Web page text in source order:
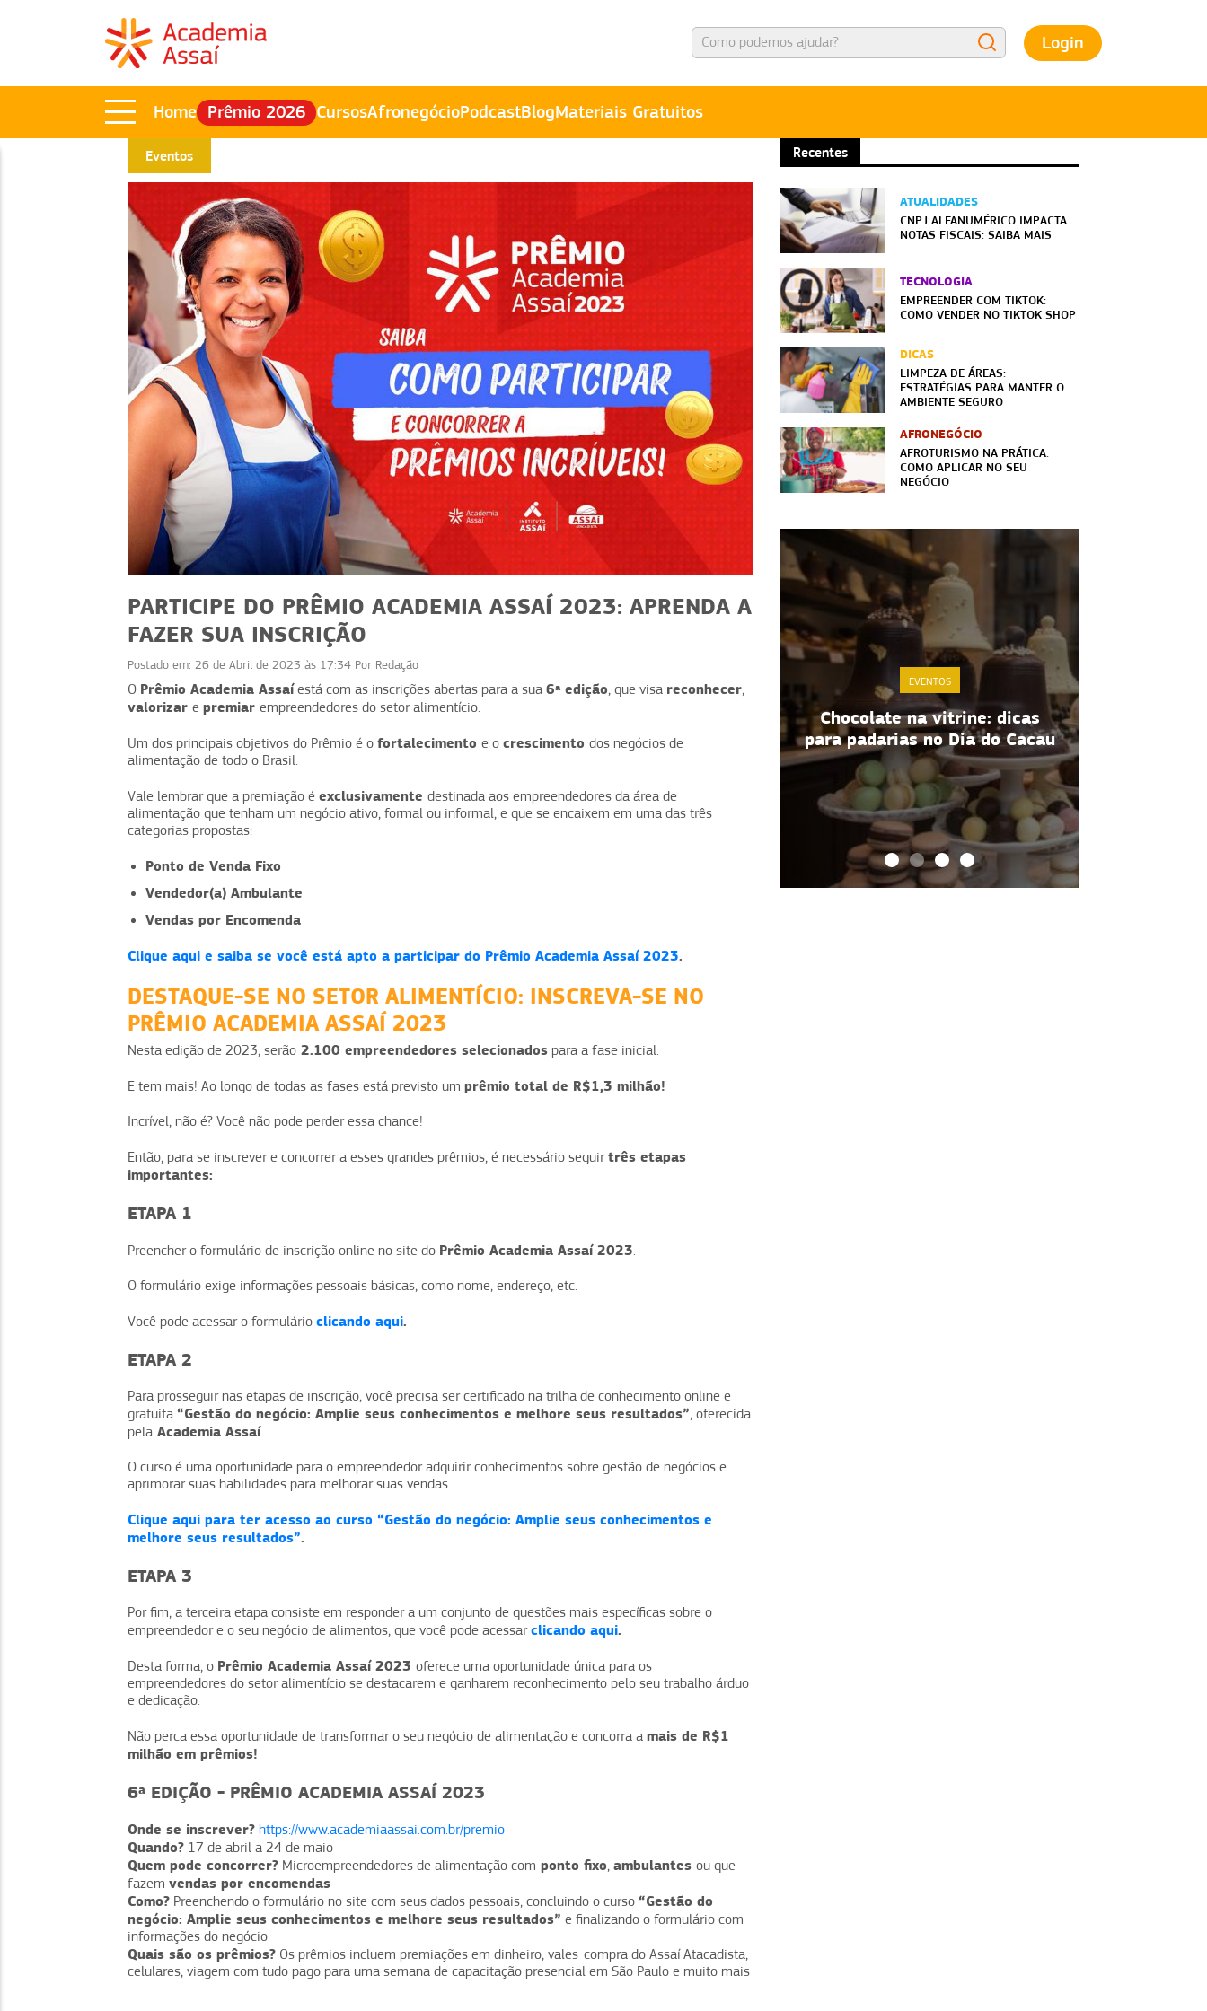
Login
Home Prêmio 2026 CursosAfronegócioPodcastBlogMateriais Gratuitos
Eventos
PARTICIPE DO PRÊMIO ACADEMIA ASSAÍ 2023: APRENDA A
FAZER SUA INSCRIÇÃO
Postado em: 26 de Abril de 2023 às 17:34 Por Redação
O Prêmio Academia Assaíestá com as inscrições abertas para a sua 6ª edição, que visa reconhecer,
valorizar e premiar empreendedores do setor alimentício.
Um dos principais objetivos do Prêmio é o fortalecimento e o crescimento dos negócios de
alimentação de todo o Brasil.
Vale lembrar que a premiação é exclusivamente destinada aos empreendedores da área de
alimentação que tenham um negócio ativo, formal ou informal, e que se encaixem em uma das três
categorias propostas:
Ponto de Venda Fixo
Vendedor(a) Ambulante
Vendas por Encomenda
Clique aqui e saiba se você está apto a participar do Prêmio Academia Assaí 2023.
DESTAQUE-SE NO SETOR ALIMENTÍCIO: INSCREVA-SE NO
PRÊMIO ACADEMIA ASSAÍ 2023
Nesta edição de 2023, serão 2.100 empreendedores selecionados para a fase inicial.
E tem mais! Ao longo de todas as fases está previsto um prêmio total de R$1,3 milhão!
Incrível, não é? Você não pode perder essa chance!
Então, para se inscrever e concorrer a esses grandes prêmios, é necessário seguirtrês etapas
importantes:
ETAPA 1
Preencher o formulário de inscrição online no site do Prêmio Academia Assaí 2023.
O formulário exige informações pessoais básicas, como nome, endereço, etc.
Você pode acessar o formulário clicando aqui.
ETAPA 2
Para prosseguir nas etapas de inscrição, você precisa ser certificado na trilha de conhecimento online e
gratuita “Gestão do negócio: Amplie seus conhecimentos e melhore seus resultados”, oferecida
pela Academia Assaí.
O curso é uma oportunidade para o empreendedor adquirir conhecimentos sobre gestão de negócios e
aprimorar suas habilidades para melhorar suas vendas.
Clique aqui para ter acesso ao curso “Gestão do negócio: Amplie seus conhecimentos e
melhore seus resultados”.
ETAPA 3
Por fim, a terceira etapa consiste em responder a um conjunto de questões mais específicas sobre o
empreendedor e o seu negócio de alimentos, que você pode acessarclicando aqui.
Desta forma, o Prêmio Academia Assaí 2023 oferece uma oportunidade única para os
empreendedores do setor alimentício se destacarem e ganharem reconhecimento pelo seu trabalho árduo
e dedicação.
Não perca essa oportunidade de transformar o seu negócio de alimentação e concorra a mais de R$1
milhão em prêmios!
6ª EDIÇÃO - PRÊMIO ACADEMIA ASSAÍ 2023
Onde se inscrever? https://www.academiaassai.com.br/premio
Quando? 17 de abril a 24 de maio
Quem pode concorrer? Microempreendedores de alimentação com ponto fixo, ambulantes ou que
fazem vendas por encomendas
Como? Preenchendo o formulário no site com seus dados pessoais, concluindo o curso “Gestão do
negócio: Amplie seus conhecimentos e melhore seus resultados” e finalizando o formulário com
informações do negócio
Quais são os prêmios? Os prêmios incluem premiações em dinheiro, vales-compra do Assaí Atacadista,
celulares, viagem com tudo pago para uma semana de capacitação presencial em São Paulo e muito mais
Recentes
ATUALIDADES
CNPJ ALFANUMÉRICO IMPACTA
NOTAS FISCAIS: SAIBA MAIS
TECNOLOGIA
EMPREENDER COM TIKTOK:
COMO VENDER NO TIKTOK SHOP
DICAS
LIMPEZA DE ÁREAS:
ESTRATÉGIAS PARA MANTER O
AMBIENTE SEGURO
AFRONEGÓCIO
AFROTURISMO NA PRÁTICA:
COMO APLICAR NO SEU
NEGÓCIO
e confiança: 9
que funcionam
EVENTOS
Café como diferencial
competitivo no seu negócio
para padarias no Dia do Cacau
EVENTOS
Gestão de estoque de Páscoa:
5 estratégias práticas